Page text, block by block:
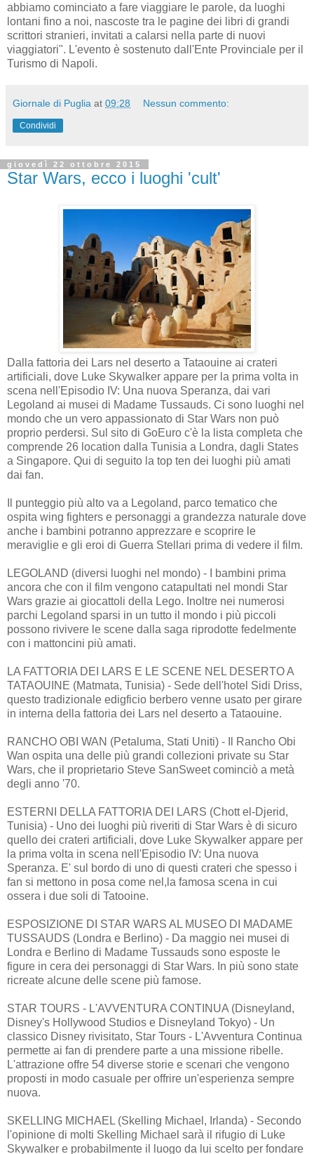
abbiamo cominciato a fare viaggiare le parole, da luoghi
lontani fino a noi, nascoste tra le pagine dei libri di grandi
scrittori stranieri, invitati a calarsi nella parte di nuovi
viaggiatori". L'evento è sostenuto dall'Ente Provinciale per il
Turismo di Napoli.
Giornale di Puglia at 09:28 Nessun commento:
Condividi
giovedì 22 ottobre 2015
Star Wars, ecco i luoghi 'cult'
Dalla fattoria dei Lars nel deserto a Tataouine ai crateri
artificiali, dove Luke Skywalker appare per la prima volta in
scena nell'Episodio IV: Una nuova Speranza, dai vari
Legoland ai musei di Madame Tussauds. Ci sono luoghi nel
mondo che un vero appassionato di Star Wars non può
proprio perdersi. Sul sito di GoEuro c'è la lista completa che
comprende 26 location dalla Tunisia a Londra, dagli States
a Singapore. Qui di seguito la top ten dei luoghi più amati
dai fan.
Il punteggio più alto va a Legoland, parco tematico che
ospita wing fighters e personaggi a grandezza naturale dove
anche i bambini potranno apprezzare e scoprire le
meraviglie e gli eroi di Guerra Stellari prima di vedere il film.
LEGOLAND (diversi luoghi nel mondo) - I bambini prima
ancora che con il film vengono catapultati nel mondi Star
Wars grazie ai giocattoli della Lego. Inoltre nei numerosi
parchi Legoland sparsi in un tutto il mondo i più piccoli
possono rivivere le scene dalla saga riprodotte fedelmente
con i mattoncini più amati.
LA FATTORIA DEI LARS E LE SCENE NEL DESERTO A
TATAOUINE (Matmata, Tunisia) - Sede dell'hotel Sidi Driss,
questo tradizionale edigficio berbero venne usato per girare
in interna della fattoria dei Lars nel deserto a Tataouine.
RANCHO OBI WAN (Petaluma, Stati Uniti) - Il Rancho Obi
Wan ospita una delle più grandi collezioni private su Star
Wars, che il proprietario Steve SanSweet cominciò a metà
degli anno '70.
ESTERNI DELLA FATTORIA DEI LARS (Chott el-Djerid,
Tunisia) - Uno dei luoghi più riveriti di Star Wars è di sicuro
quello dei crateri artificiali, dove Luke Skywalker appare per
la prima volta in scena nell'Episodio IV: Una nuova
Speranza. E' sul bordo di uno di questi crateri che spesso i
fan si mettono in posa come nel,la famosa scena in cui
ossera i due soli di Tatooine.
ESPOSIZIONE DI STAR WARS AL MUSEO DI MADAME
TUSSAUDS (Londra e Berlino) - Da maggio nei musei di
Londra e Berlino di Madame Tussauds sono esposte le
figure in cera dei personaggi di Star Wars. In più sono state
ricreate alcune delle scene più famose.
STAR TOURS - L'AVVENTURA CONTINUA (Disneyland,
Disney's Hollywood Studios e Disneyland Tokyo) - Un
classico Disney rivisitato, Star Tours - L'Avventura Continua
permette ai fan di prendere parte a una missione ribelle.
L'attrazione offre 54 diverse storie e scenari che vengono
proposti in modo casuale per offrire un'esperienza sempre
nuova.
SKELLING MICHAEL (Skelling Michael, Irlanda) - Secondo
l'opinione di molti Skelling Michael sarà il rifugio di Luke
Skywalker e probabilmente il luogo da lui scelto per fondare